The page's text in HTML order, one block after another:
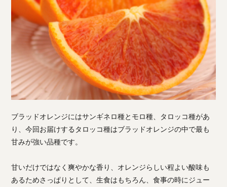
ブラッドオレンジにはサンギネロ種とモロ種、タロッコ種があ
り、今回お届けするタロッコ種はブラッドオレンジの中で最も
甘みが強い品種です。
甘いだけではなく爽やかな香り、オレンジらしい程よい酸味も
あるためさっぱりとして、生食はもちろん、食事の時にジュー